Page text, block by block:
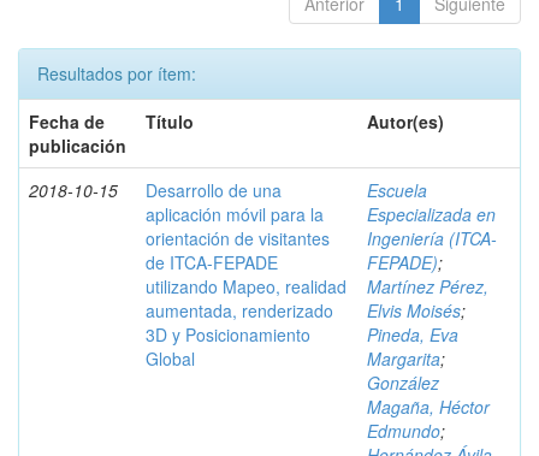
Resultados por ítem:
Fecha de
publicación
Título Autor(es)
2018-10-15
Desarrollo de una
aplicación móvil para la
orientación de visitantes
de ITCA-FEPADE
utilizando Mapeo, realidad
aumentada, renderizado
3D y Posicionamiento
Global
Escuela
Especializada en
Ingeniería (ITCA-
FEPADE);
Martínez Pérez,
Elvis Moisés;
Pineda, Eva
Margarita;
González
Magaña, Héctor
Edmundo;